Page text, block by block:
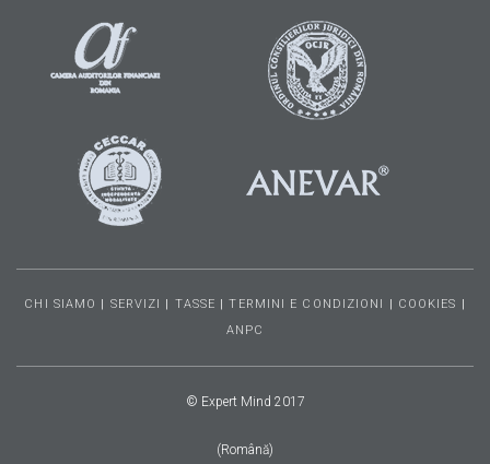
CHI SIAMO | SERVIZI | TASSE |TERMINI E CONDIZIONI | COOKIES |
ANPC
© Expert Mind 2017
(Română)